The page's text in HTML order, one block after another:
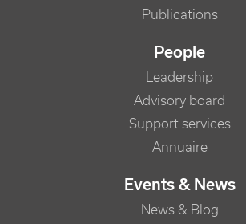
Publications
People
Leadership
Advisory board
Support services
Annuaire
Events & News
News & Blog